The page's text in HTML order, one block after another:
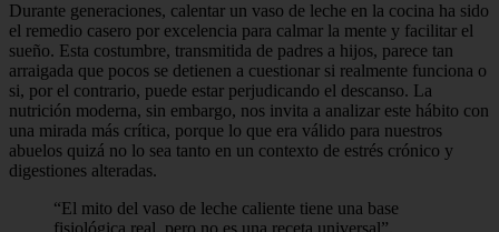
Durante generaciones, calentar un vaso de leche en la cocina ha sido
el remedio casero por excelencia para calmar la mente y facilitar el
sueño. Esta costumbre, transmitida de padres a hijos, parece tan
arraigada que pocos se detienen a cuestionar si realmente funciona o
si, por el contrario, puede estar perjudicando el descanso. La
nutrición moderna, sin embargo, nos invita a analizar este hábito con
una mirada más crítica, porque lo que era válido para nuestros
abuelos quizá no lo sea tanto en un contexto de estrés crónico y
digestiones alteradas.
“El mito del vaso de leche caliente tiene una base